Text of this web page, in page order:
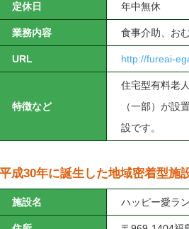
定休日 年中無休
業務内容 食事介助、お
URL http://fureai-
特徴など
住宅型有料老
（一部）が設
設です。
平成30年に誕生した地域密着型施
施設名 ハッピー愛ラ